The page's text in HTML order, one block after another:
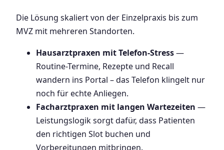
Die Lösung skaliert von der Einzelpraxis bis zum
MVZ mit mehreren Standorten.
Hausarztpraxen mit Telefon-Stress—
Routine-Termine, Rezepte und Recall
wandern ins Portal – das Telefon klingelt nur
noch für echte Anliegen.
Facharztpraxen mit langen Wartezeiten —
Leistungslogik sorgt dafür, dass Patienten
den richtigen Slot buchen und
Vorbereitungen mitbringen.